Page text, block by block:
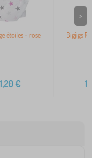
étoiles - rose
€
Bigjigs
>